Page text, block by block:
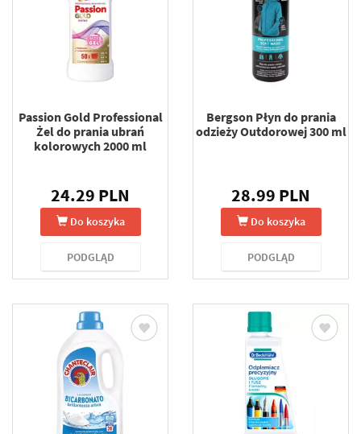
Passion Gold Professional
Żel do prania ubrań
kolorowych 2000 ml
24.29 PLN
Do koszyka
PODGLĄD
Bergson Płyn do prania
odzieży Outdorowej 300 ml
28.99 PLN
Do koszyka
PODGLĄD